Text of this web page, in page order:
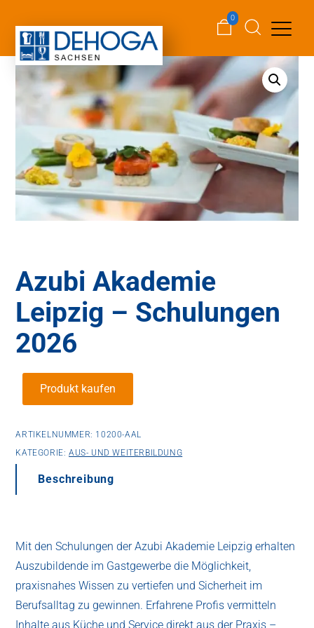
0
Azubi Akademie
Leipzig – Schulungen
2026
Produkt kaufen
ARTIKELNUMMER: 10200-AAL
KATEGORIE:AUS- UND WEITERBILDUNG
Beschreibung
Mit den Schulungen der Azubi Akademie Leipzig erhalten
Auszubildende im Gastgewerbe die Möglichkeit,
praxisnahes Wissen zu vertiefen und Sicherheit im
Berufsalltag zu gewinnen. Erfahrene Profis vermitteln
Inhalte aus Küche und Service direkt aus der Praxis –